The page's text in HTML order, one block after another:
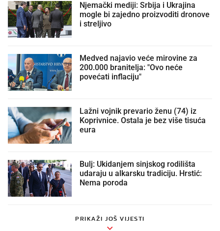
Njemački mediji: Srbija i Ukrajina
mogle bi zajedno proizvoditi dronove
i streljivo
Medved najavio veće mirovine za
200.000 branitelja: "Ovo neće
povećati inflaciju"
Lažni vojnik prevario ženu (74) iz
Koprivnice. Ostala je bez više tisuća
eura
Bulj: Ukidanjem sinjskog rodilišta
udaraju u alkarsku tradiciju. Hrstić:
Nema poroda
PRIKAŽI JOŠ VIJESTI